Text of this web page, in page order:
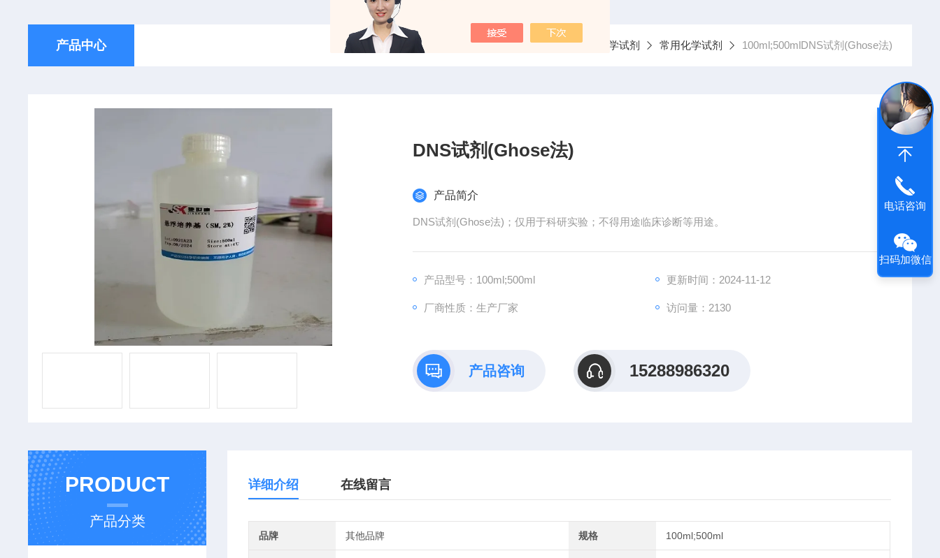
产品中心 当前位置：首页 产品中心 化学试剂 常用化学试剂 100ml;500mlDNS试剂(Ghose法)
DNS试剂(Ghose法)
产品简介
DNS试剂(Ghose法)；仅用于科研实验；不得用途临床诊断等用途。
产品型号：100ml;500ml 更新时间：2024-11-12
厂商性质：生产厂家 访问量：2130
产品咨询 15288986320
详细介绍 在线留言
品牌 其他品牌 规格 100ml;500ml
PRODUCT
产品分类
电话咨询
扫码加微信